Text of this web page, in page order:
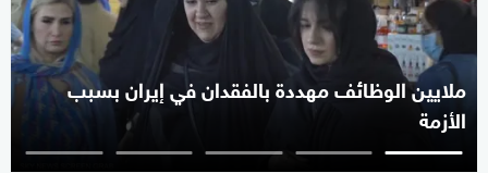
ملايين الوظائف مهددة بالفقدان في إيران بسبب
الأزمة